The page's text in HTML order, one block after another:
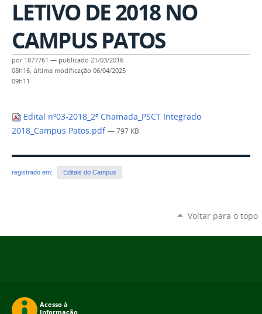
LETIVO DE 2018 NO
CAMPUS PATOS
por 1877761 — publicado 21/03/2016
08h16, última modificação 06/04/2025
09h11
Edital nº03-2018_2ª Chamada_PSCT Integrado
2018_Campus Patos.pdf — 797 KB
registrado em: Editais do Campus
Voltar para o topo